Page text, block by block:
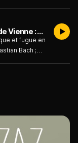
Op. 44 n° 5
en sol
Op.
Evgeny Kissin au Musikverein de Vienne : Bach, Mozart, Chopin, Rachmaninov
et fugue en
Bach ;
en sol
Op.